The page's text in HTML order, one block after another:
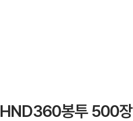
HND360봉투 500장